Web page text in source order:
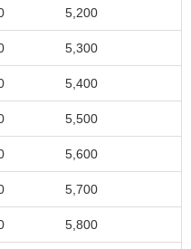
5,200
5,300
5,400
5,500
5,600
5,700
5,800